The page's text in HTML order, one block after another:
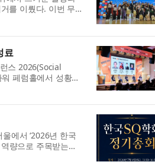
를 이뤘다. 이번 무대
로, 양천구 우리동...
료
스 2026(Social
페럼홀에서 성황리
20주년을 기념해 마
에서 ‘2026년 한국
량으로 주목받는
미래 비전을 공유